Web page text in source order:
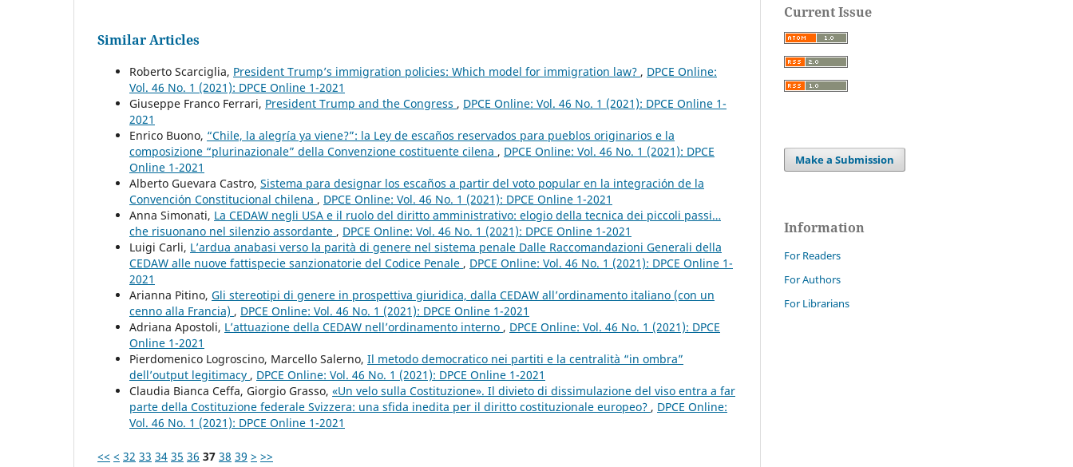
Similar Articles
Roberto Scarciglia, President Trump’s immigration policies: Which model for immigration law? , DPCE Online:
Vol. 46 No. 1 (2021): DPCE Online 1-2021
Giuseppe Franco Ferrari, President Trump and the Congress , DPCE Online: Vol. 46 No. 1 (2021): DPCE Online 1-
2021
Enrico Buono, “Chile, la alegría ya viene?”: la Ley de escaños reservados para pueblos originarios e la
composizione “plurinazionale” della Convenzione costituente cilena , DPCE Online: Vol. 46 No. 1 (2021): DPCE
Online 1-2021
Alberto Guevara Castro, Sistema para designar los escaños a partir del voto popular en la integración de la
Convención Constitucional chilena , DPCE Online: Vol. 46 No. 1 (2021): DPCE Online 1-2021
Anna Simonati, La CEDAW negli USA e il ruolo del diritto amministrativo: elogio della tecnica dei piccoli passi…
che risuonano nel silenzio assordante , DPCE Online: Vol. 46 No. 1 (2021): DPCE Online 1-2021
Luigi Carli, L’ardua anabasi verso la parità di genere nel sistema penale Dalle Raccomandazioni Generali della
CEDAW alle nuove fattispecie sanzionatorie del Codice Penale , DPCE Online: Vol. 46 No. 1 (2021): DPCE Online 1-
2021
Arianna Pitino, Gli stereotipi di genere in prospettiva giuridica, dalla CEDAW all’ordinamento italiano (con un
cenno alla Francia) , DPCE Online: Vol. 46 No. 1 (2021): DPCE Online 1-2021
Adriana Apostoli, L’attuazione della CEDAW nell’ordinamento interno , DPCE Online: Vol. 46 No. 1 (2021): DPCE
Online 1-2021
Pierdomenico Logroscino, Marcello Salerno, Il metodo democratico nei partiti e la centralità “in ombra”
dell’output legitimacy , DPCE Online: Vol. 46 No. 1 (2021): DPCE Online 1-2021
Claudia Bianca Ceffa, Giorgio Grasso, «Un velo sulla Costituzione». Il divieto di dissimulazione del viso entra a far
parte della Costituzione federale Svizzera: una sfida inedita per il diritto costituzionale europeo? , DPCE Online:
Vol. 46 No. 1 (2021): DPCE Online 1-2021
<< < 32 33 34 35 36 37 38 39 > >>
Current Issue
Make a Submission
Information
For Readers
For Authors
For Librarians